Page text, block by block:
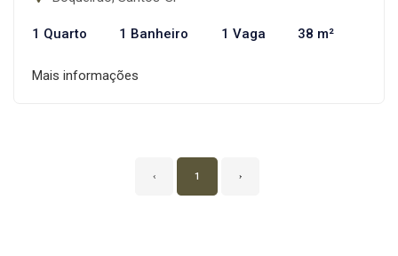
1 Quarto 1 Banheiro 1 Vaga 38 m²
Mais informações
‹ 1 ›